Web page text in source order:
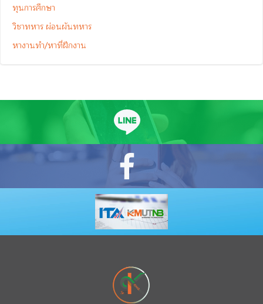
ทุนการศึกษา
วิชาทหาร ผ่อนผันทหาร
หางานทำ/หาที่ฝึกงาน